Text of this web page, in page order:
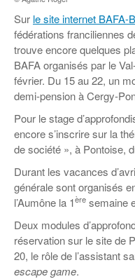
Malle
d’hier et
Espace
Story play’r
La ligue 95
Lutte
Education aux
Les
Education
Formation
Actualité
… Formations
Pour
Actualités
Sur le site internet BAFA-
fédérations franciliennes
trouve encore quelques
BAFA organisés par le
février. Du 15 au 22, un
demi-pension à Cergy-
Pour le stage
encore s’inscrire sur la
de société », à Pontoise,
Durant les vacances
générale sont organisés
l’Aumône la 1ère semaine
Deux modules
réservation sur le site de
20, le rôle de l’assistant
escape game.